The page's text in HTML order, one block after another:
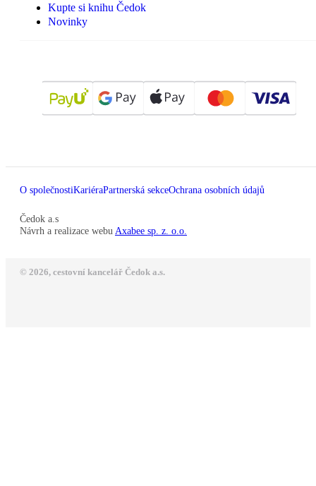
Kupte si knihu Čedok
Novinky
O společnostiKariéraPartnerská sekceOchrana osobních údajů
Čedok a.s
Návrh a realizace webu Axabee sp. z. o.o.
© 2026, cestovní kancelář Čedok a.s.